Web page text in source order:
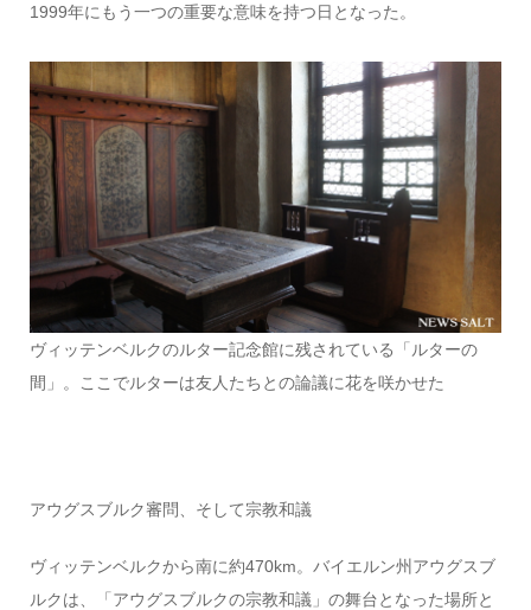
1999年にもう一つの重要な意味を持つ日となった。
ヴィッテンベルクのルター記念館に残されている「ルターの
間」。ここでルターは友人たちとの論議に花を咲かせた
アウグスブルク審問、そして宗教和議
ヴィッテンベルクから南に約470km。バイエルン州アウグスブ
ルクは、「アウグスブルクの宗教和議」の舞台となった場所と